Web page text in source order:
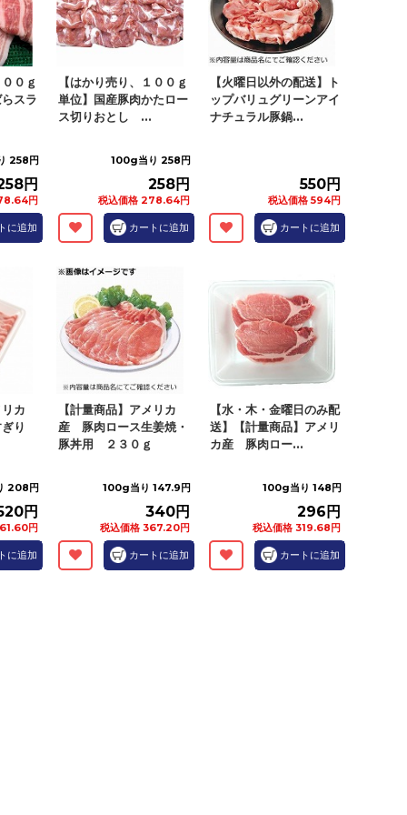
０ｇ
スラ
258円
円
円
に追加
【はかり売り、１００ｇ
単位】国産豚肉かたロー
ス切りおとし ...
100g当り 258円
258円
税込価格 278.64円
カートに追加
【火曜日以外の配送】ト
ップバリュグリーンアイ
ナチュラル豚鍋...
550円
税込価格 594円
カートに追加
カ
ぎり
208円
円
円
に追加
【計量商品】アメリカ
産 豚肉ロース生姜焼・
豚丼用 ２３０ｇ
100g当り 147.9円
340円
税込価格 367.20円
カートに追加
【水・木・金曜日のみ配
送】【計量商品】アメリ
カ産 豚肉ロー...
100g当り 148円
296円
税込価格 319.68円
カートに追加